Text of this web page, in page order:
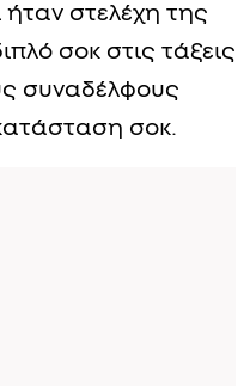
ήταν στελέχη της
σοκ στις τάξεις
συναδέλφους
σοκ.